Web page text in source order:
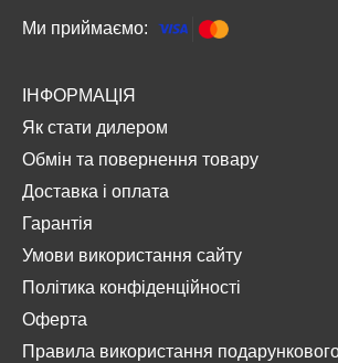
Ми приймаємо:
ІНФОРМАЦІЯ
Як стати дилером
Обмін та повернення товару
Доставка і оплата
Гарантія
Умови використання сайту
Політика конфіденційності
Оферта
Правила використання